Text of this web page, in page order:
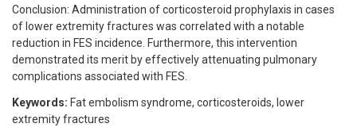
Conclusion: Administration of corticosteroid prophylaxis in cases
of lower extremity fractures was correlated with a notable
reduction in FES incidence. Furthermore, this intervention
demonstrated its merit by effectively attenuating pulmonary
complications associated with FES.
Keywords: Fat embolism syndrome, corticosteroids, lower
extremity fractures